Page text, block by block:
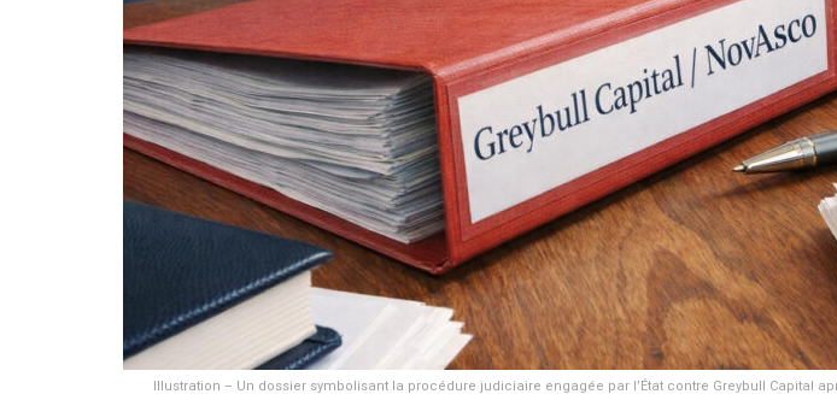
Illustration – Un dossier symbolisant la procédure judiciaire engagée par l’État contre Greybull Capital